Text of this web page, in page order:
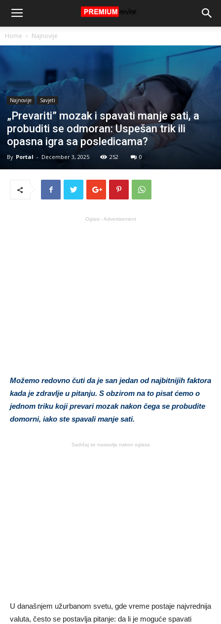
Home Najnovije
Najnovije Savjeti
„Prevariti” mozak i spavati manje sati, a
probuditi se odmoran: Uspešan trik ili
opasna igra sa posledicama?
By Portal - December 3, 2025 252 0
Oglasi - Advertisement
Možemo redovno čuti da je san jedan od najbitnijih faktora
kada je zdravlje u pitanju. S obzirom na to pisat ćemo o
jednom triku koji prevari mozak nakon čega se probudite
domorni, iako ste spavali manje sati.
Sadržaj se nastavlja nakon oglasa
U današnjem užurbanom svetu, gde vreme postaje najvrednija
valuta, često se postavlja pitanje: da li je moguće spavati